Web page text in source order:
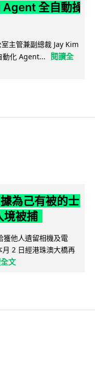
全自動操
主管兼副總裁 Jay Kim
動化 Agent...
閱讀全
為己有被的士
境被捕
獲他人遺留相機及電
2 日經港珠澳大橋再
文